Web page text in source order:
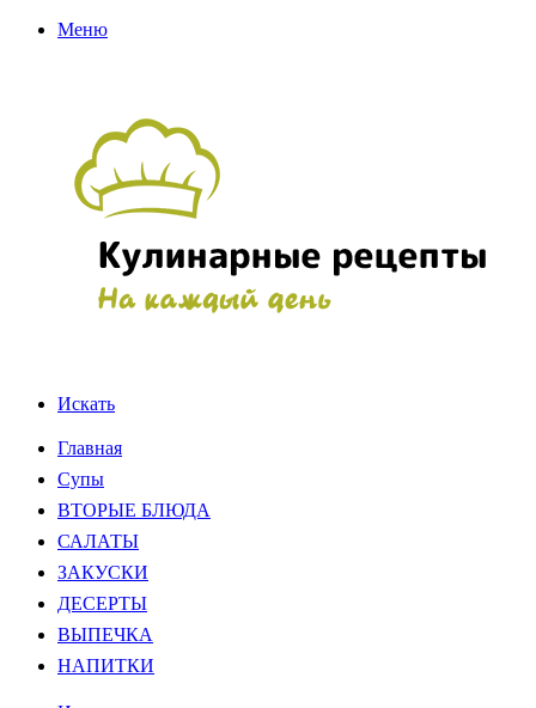
Меню
Искать
Главная
Супы
ВТОРЫЕ БЛЮДА
САЛАТЫ
ЗАКУСКИ
ДЕСЕРТЫ
ВЫПЕЧКА
НАПИТКИ